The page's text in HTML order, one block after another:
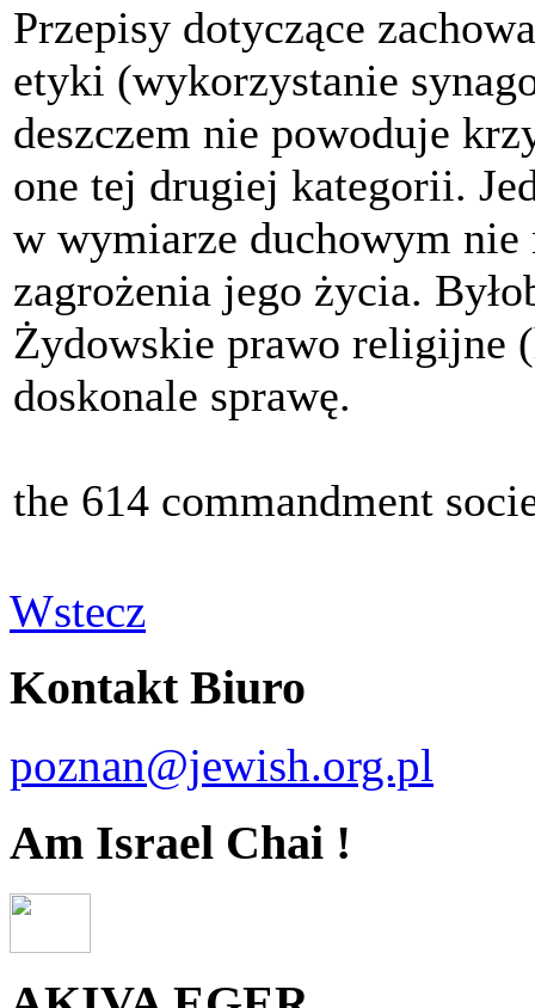
Przepisy dotyczące
etyki (wykorzystanie
deszczem nie powoduje
one tej drugiej kategorii.
w wymiarze duchowym nie
zagrożenia jego życia.
Żydowskie prawo religijne
doskonale sprawę.
the 614 commandment
Wstecz
Kontakt Biuro
poznan@jewish.org.pl
Am Israel Chai !